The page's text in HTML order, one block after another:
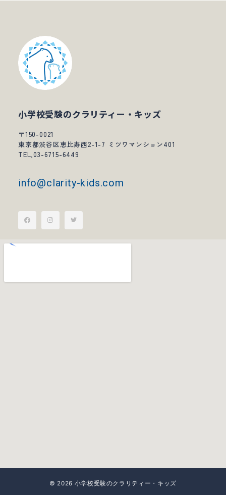
小学校受験のクラリティー・キッズ
〒150-0021
東京都渋谷区恵比寿西2-1-7 ミツワマンション401
TEL,03-6715-6449
info@clarity-kids.com
© 2026 小学校受験のクラリティー・キッズ